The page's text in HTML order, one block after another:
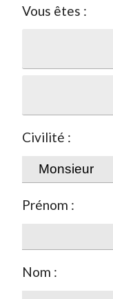
Vous êtes :
Civilité :
Prénom :
Nom :